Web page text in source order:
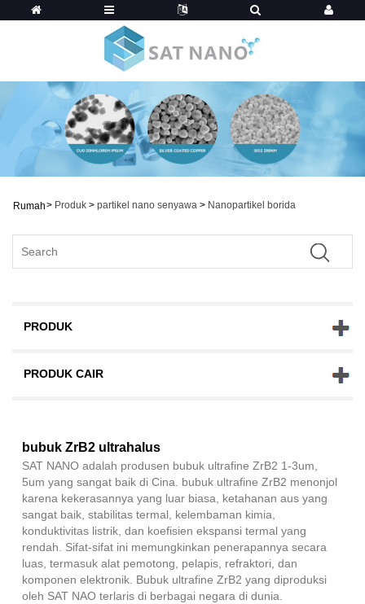
Rumah> Produk > partikel nano senyawa > Nanopartikel borida
PRODUK
PRODUK CAIR
bubuk ZrB2 ultrahalus
SAT NANO adalah produsen bubuk ultrafine ZrB2 1-3um,
5um yang sangat baik di Cina. bubuk ultrafine ZrB2 menonjol
karena kekerasannya yang luar biasa, ketahanan aus yang
sangat baik, stabilitas termal, kelembaman kimia,
konduktivitas listrik, dan koefisien ekspansi termal yang
rendah. Sifat-sifat ini memungkinkan penerapannya secara
luas, termasuk alat pemotong, pelapis, refraktori, dan
komponen elektronik. Bubuk ultrafine ZrB2 yang diproduksi
oleh SAT NAO terlaris di berbagai negara di dunia.